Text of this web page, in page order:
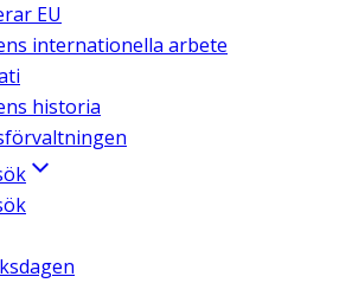
EU
internationella arbete
historia